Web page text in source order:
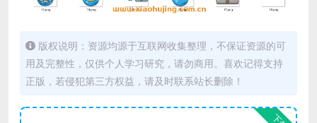
版权说明：资源均源于互联网收集整理，不保证资源的可
用及完整性，仅供个人学习研究，请勿商用。喜欢记得支持
正版，若侵犯第三方权益，请及时联系站长删除！